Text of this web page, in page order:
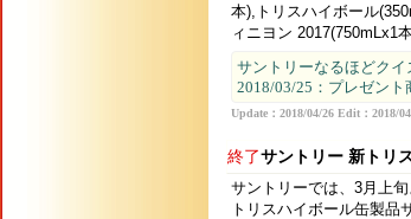
本),トリスハイボール
ィニヨン 2017(750mLx1
サントリーなるほどクイ
2018/03/25：プレゼント
Update：2018/04/26 Edit：2018/
終了サントリー 新トリ
サントリーでは、3月上
トリスハイボール缶製品